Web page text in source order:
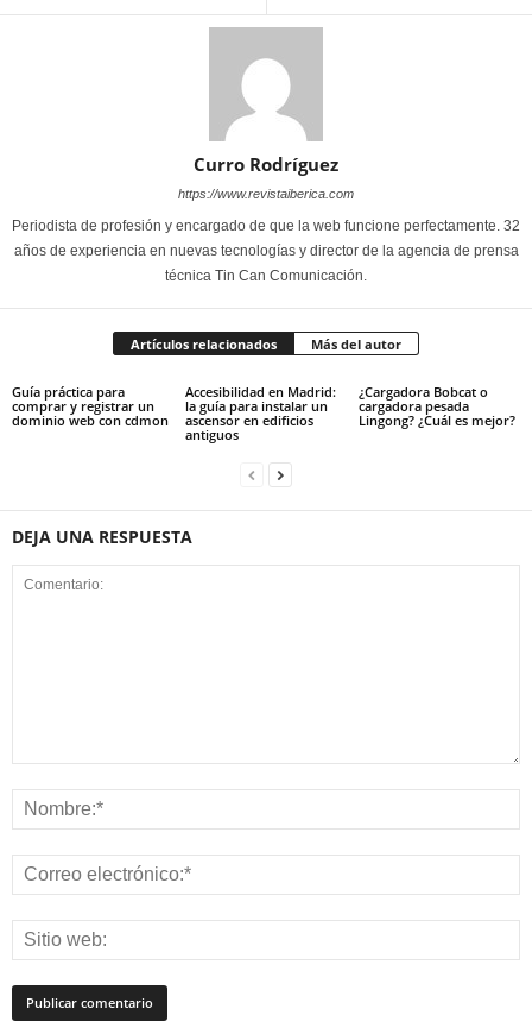
Curro Rodríguez
https://www.revistaiberica.com
Periodista de profesión y encargado de que la web funcione perfectamente. 32
años de experiencia en nuevas tecnologías y director de la agencia de prensa
técnica Tin Can Comunicación.
Artículos relacionados Más del autor
Guía práctica para
comprar y registrar un
dominio web con cdmon
Accesibilidad en Madrid:
la guía para instalar un
ascensor en edificios
antiguos
¿Cargadora Bobcat o
cargadora pesada
Lingong? ¿Cuál es mejor?
DEJA UNA RESPUESTA